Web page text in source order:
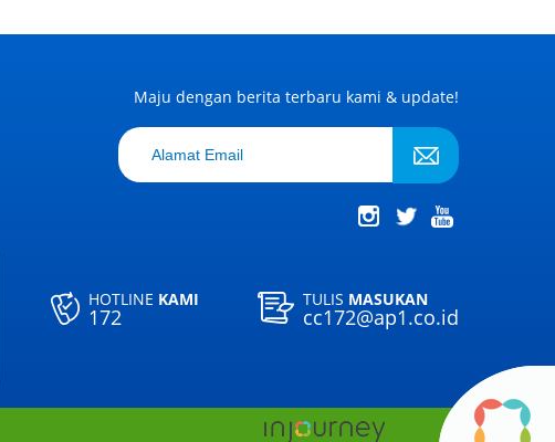
Maju dengan berita terbaru kami & update!
HOTLINE KAMI
172
TULIS MASUKAN
cc172@ap1.co.id